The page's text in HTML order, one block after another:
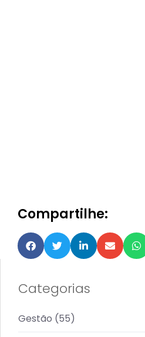
Compartilhe:
Categorias
Gestão (55)